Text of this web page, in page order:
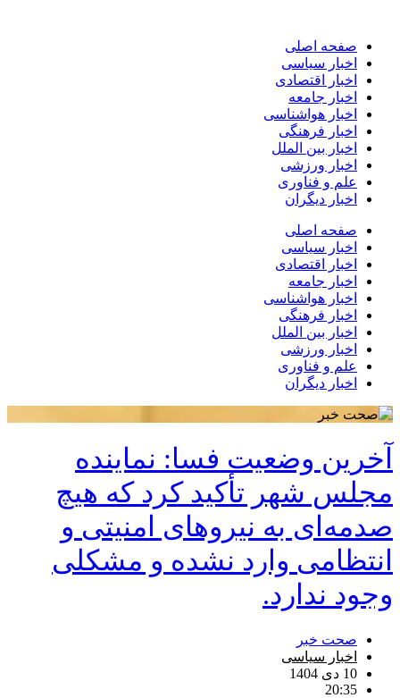
محتوا
صفحه اصلی
اخبار سیاسی
اخبار اقتصادی
اخبار جامعه
اخبار هواشناسی
اخبار فرهنگی
اخبار بین الملل
اخبار ورزشی
علم و فناوری
اخبار دیگران
صفحه اصلی
اخبار سیاسی
اخبار اقتصادی
اخبار جامعه
اخبار هواشناسی
اخبار فرهنگی
اخبار بین الملل
اخبار ورزشی
علم و فناوری
اخبار دیگران
آخرین وضعیت فسا: نماینده
مجلس شهر تأکید کرد که هیچ
صدمه‌ای به نیروهای امنیتی و
انتظامی وارد نشده و مشکلی
وجود ندارد.
صحت خبر
اخبار سیاسی
10 دی 1404
20:35